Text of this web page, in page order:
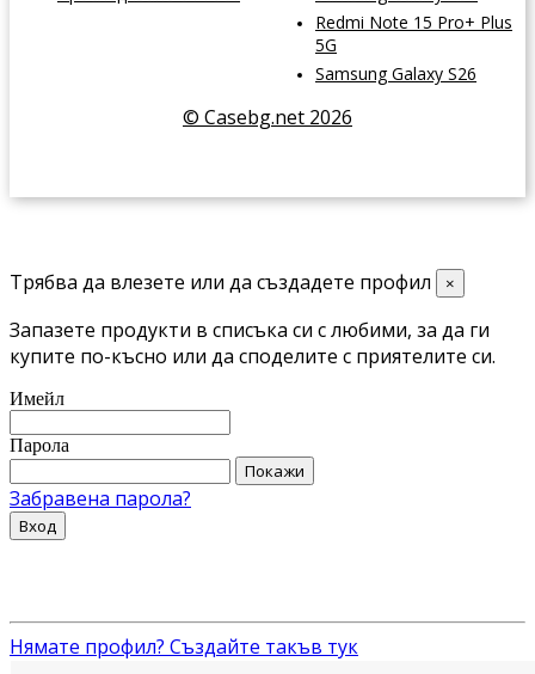
Redmi Note 15 Pro+ Plus
5G
Samsung Galaxy S26
© Casebg.net 2026
Трябва да влезете или да създадете профил ×
Запазете продукти в списъка си с любими, за да ги
купите по-късно или да споделите с приятелите си.
Имейл
Парола
Покажи
Забравена парола?
Вход
Нямате профил? Създайте такъв тук